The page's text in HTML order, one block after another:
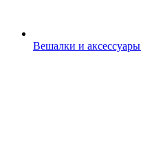
Вешалки и аксессуары